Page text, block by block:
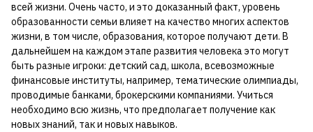
всей жизни. Очень часто, и это доказанный факт, уровень
образованности семьи влияет на качество многих аспектов
жизни, в том числе, образования, которое получают дети. В
дальнейшем на каждом этапе развития человека это могут
быть разные игроки: детский сад, школа, всевозможные
финансовые институты, например, тематические олимпиады,
проводимые банками, брокерскими компаниями. Учиться
необходимо всю жизнь, что предполагает получение как
новых знаний, так и новых навыков.